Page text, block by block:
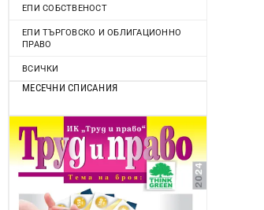
ЕПИ СОБСТВЕНОСТ
ЕПИ ТЪРГОВСКО И ОБЛИГАЦИОННО
ПРАВО
ВСИЧКИ
МЕСЕЧНИ СПИСАНИЯ